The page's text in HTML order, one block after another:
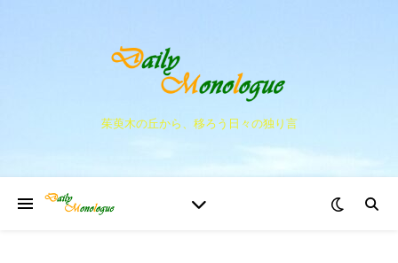
茱萸木の丘から、移ろう日々の独り言